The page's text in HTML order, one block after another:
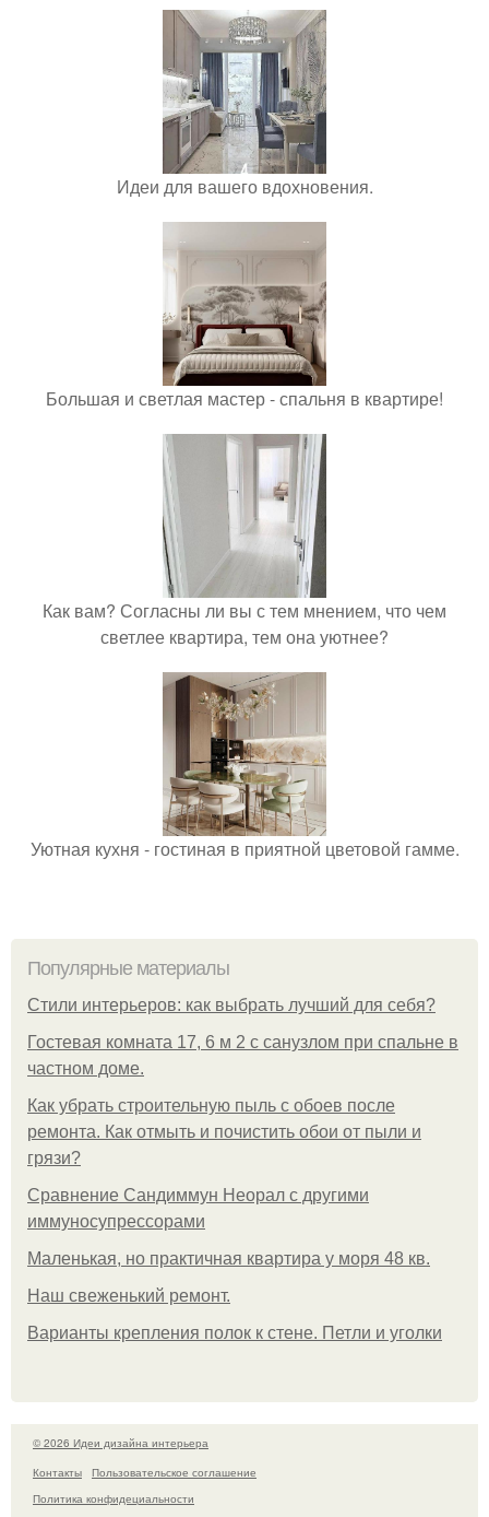
Идеи для вашего вдохновения.
Большая и светлая мастер - спальня в квартире!
Как вам? Согласны ли вы с тем мнением, что чем
светлее квартира, тем она уютнее?
Уютная кухня - гостиная в приятной цветовой гамме.
Популярные материалы
Стили интерьеров: как выбрать лучший для себя?
Гостевая комната 17, 6 м 2 с санузлом при спальне в
частном доме.
Как убрать строительную пыль с обоев после
ремонта. Как отмыть и почистить обои от пыли и
грязи?
Сравнение Сандиммун Неорал с другими
иммуносупрессорами
Маленькая, но практичная квартира у моря 48 кв.
Наш свеженький ремонт.
Варианты крепления полок к стене. Петли и уголки
© 2026 Идеи дизайна интерьера
Контакты
Пользовательское соглашение
Политика конфидециальности